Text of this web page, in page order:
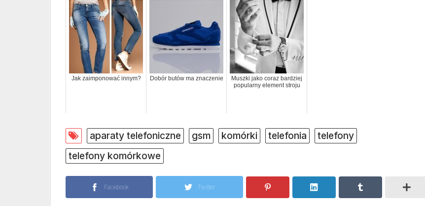
Jak zaimponować innym? Dobór butów ma znaczenie
Muszki jako coraz bardziej
popularny element stroju
aparaty telefoniczne gsm komórki telefonia
telefony
telefony komórkowe
Facebook Twitter